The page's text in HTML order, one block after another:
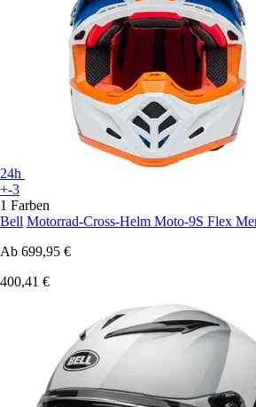
24h
+-3
1 Farben
Bell Motorrad-Cross-Helm Moto-9S Flex
Ab 699,95 €
400,41 €